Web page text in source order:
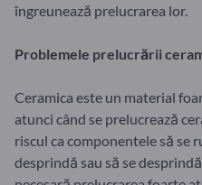
îngreunează prelucrarea lor.
Problemele prelucrării
Ceramica este un material
atunci când se prelucrează
riscul ca componentele să se
desprindă sau să se